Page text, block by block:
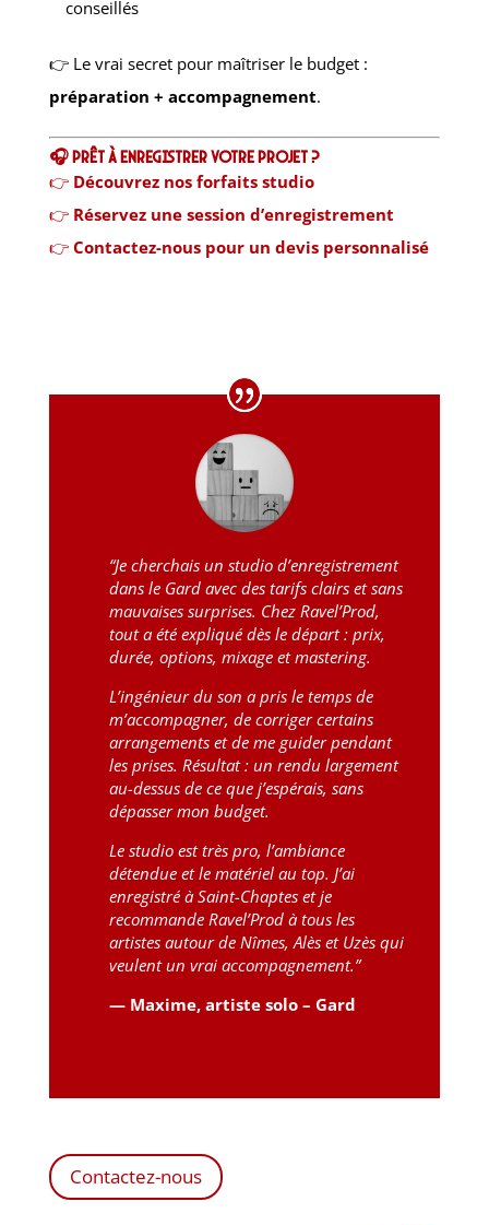
conseillés
👉 Le vrai secret pour maîtriser le budget :
préparation + accompagnement.
🎧 Prêt à enregistrer votre projet ?
👉 Découvrez nos forfaits studio
👉 Réservez une session d’enregistrement
👉 Contactez-nous pour un devis personnalisé
“Je cherchais un studio d’enregistrement
dans le Gard avec des tarifs clairs et sans
mauvaises surprises. Chez Ravel’Prod,
tout a été expliqué dès le départ : prix,
durée, options, mixage et mastering.
L’ingénieur du son a pris le temps de
m’accompagner, de corriger certains
arrangements et de me guider pendant
les prises. Résultat : un rendu largement
au-dessus de ce que j’espérais, sans
dépasser mon budget.
Le studio est très pro, l’ambiance
détendue et le matériel au top. J’ai
enregistré à Saint-Chaptes et je
recommande Ravel’Prod à tous les
artistes autour de Nîmes, Alès et Uzès qui
veulent un vrai accompagnement.”
— Maxime, artiste solo – Gard
Contactez-nous